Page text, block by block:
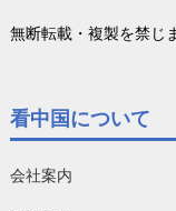
無断転載・複製を禁じ
看中国について
会社案内